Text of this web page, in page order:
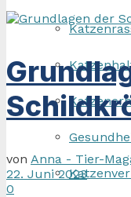
von Anna - Tier-
22. Juni 2023
0